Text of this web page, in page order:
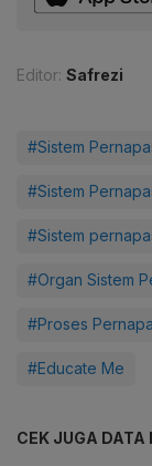
Editor: Safrezi
#Sistem
#Sistem
#Sistem
#Organ Sistem
#Proses
#Educate Me
CEK JUGA DATA